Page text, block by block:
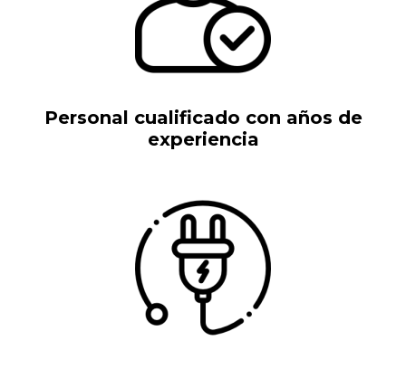
Personal cualificado con años de
experiencia